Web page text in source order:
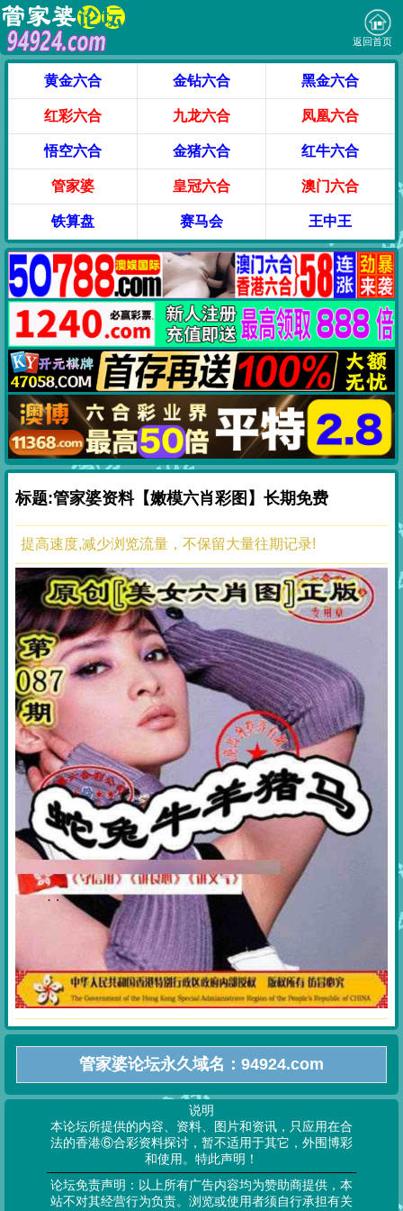
返回首页
黄金六合 金钻六合 黑金六合
红彩六合 九龙六合 凤凰六合
悟空六合 金猪六合 红牛六合
管家婆 皇冠六合 澳门六合
铁算盘 赛马会 王中王
标题:管家婆资料【嫩模六肖彩图】长期免费
提高速度,减少浏览流量，不保留大量往期记录!
管家婆论坛永久域名：94924.com
说明
本论坛所提供的内容、资料、图片和资讯，只应用在合
法的香港⑥合彩资料探讨，暂不适用于其它，外围博彩
和使用。特此声明！
论坛免责声明：以上所有广告内容均为赞助商提供，本
站不对其经营行为负责。浏览或使用者须自行承担有关